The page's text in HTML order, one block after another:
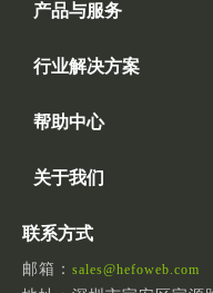
产品与服务
行业解决方案
帮助中心
关于我们
联系方式
邮箱： sales@hefoweb.com